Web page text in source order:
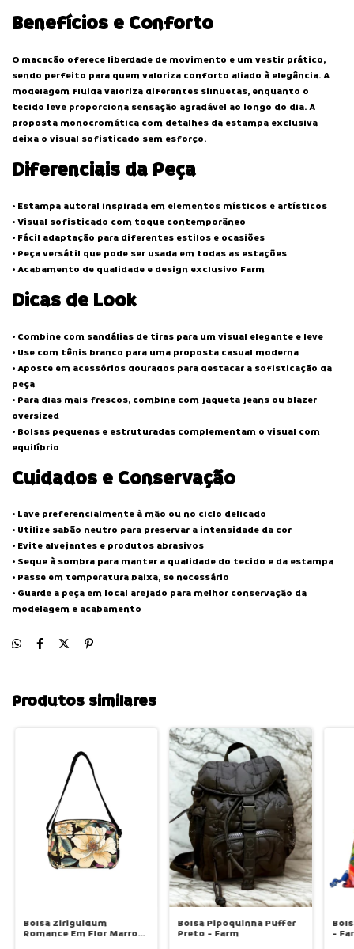
Benefícios e Conforto
O macacão oferece liberdade de movimento e um vestir prático,
sendo perfeito para quem valoriza conforto aliado à elegância. A
modelagem fluida valoriza diferentes silhuetas, enquanto o
tecido leve proporciona sensação agradável ao longo do dia. A
proposta monocromática com detalhes da estampa exclusiva
deixa o visual sofisticado sem esforço.
Diferenciais da Peça
• Estampa autoral inspirada em elementos místicos e artísticos
• Visual sofisticado com toque contemporâneo
• Fácil adaptação para diferentes estilos e ocasiões
• Peça versátil que pode ser usada em todas as estações
• Acabamento de qualidade e design exclusivo Farm
Dicas de Look
• Combine com sandálias de tiras para um visual elegante e leve
• Use com tênis branco para uma proposta casual moderna
• Aposte em acessórios dourados para destacar a sofisticação da
peça
• Para dias mais frescos, combine com jaqueta jeans ou blazer
oversized
• Bolsas pequenas e estruturadas complementam o visual com
equilíbrio
Cuidados e Conservação
• Lave preferencialmente à mão ou no ciclo delicado
• Utilize sabão neutro para preservar a intensidade da cor
• Evite alvejantes e produtos abrasivos
• Seque à sombra para manter a qualidade do tecido e da estampa
• Passe em temperatura baixa, se necessário
• Guarde a peça em local arejado para melhor conservação da
modelagem e acabamento
Produtos similares
Bolsa Ziriguidum
Romance Em Flor Marrom
Bolsa Pipoquinha Puffer
Preto - Farm -